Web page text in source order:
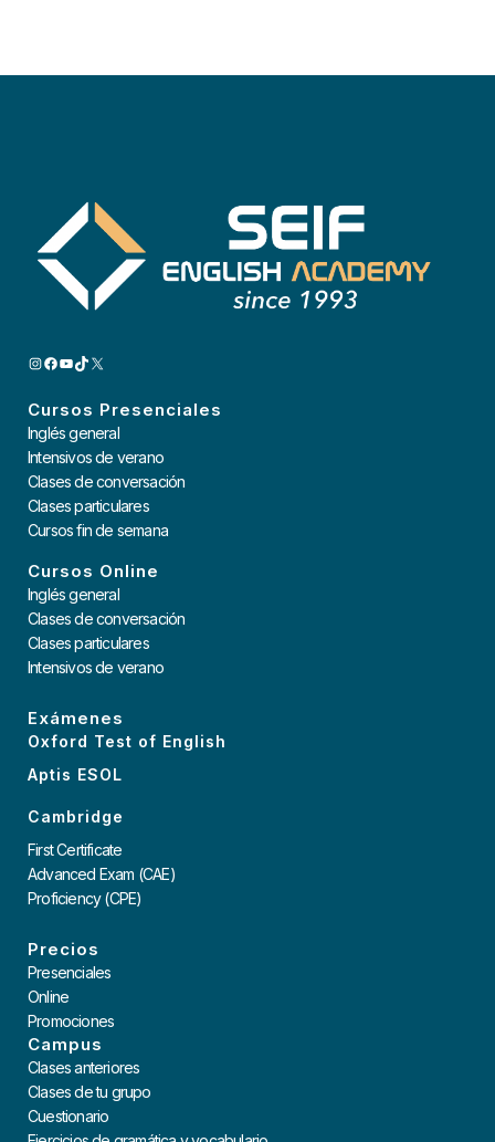
INSTAGRAM
FACEBOOK
YOUTUBE
TIKTOK
X
Cursos Presenciales
Inglés general
Intensivos de verano
Clases de conversación
Clases particulares
Cursos fin de semana
Cursos Online
Inglés general
Clases de conversación
Clases particulares
Intensivos de verano
Exámenes
Oxford Test of English
Aptis ESOL
Cambridge
First Certificate
Advanced Exam (CAE)
Proficiency (CPE)
Precios
Presenciales
Online
Promociones
Campus
Clases anteriores
Clases de tu grupo
Cuestionario